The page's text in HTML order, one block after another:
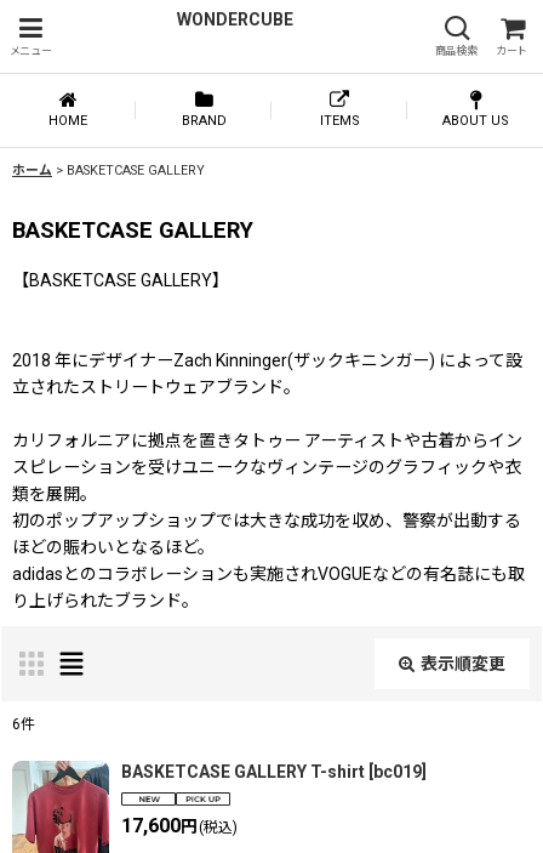
メニュー
WONDERCUBE
商品検索 カート
HOME BRAND ITEMS ABOUT US
ホーム > BASKETCASE GALLERY
BASKETCASE GALLERY
【BASKETCASE GALLERY】
2018 年にデザイナーZach Kinninger(ザックキニンガー) によって設
立されたストリートウェアブランド。
カリフォルニアに拠点を置きタトゥー アーティストや古着からイン
スピレーションを受けユニークなヴィンテージのグラフィックや衣
類を展開。
初のポップアップショップでは大きな成功を収め、警察が出動する
ほどの賑わいとなるほど。
adidasとのコラボレーションも実施されVOGUEなどの有名誌にも取
り上げられたブランド。
表示順変更
表示数:
並び順
6件
BASKETCASE GALLERY T-shirt bc019
17,600円 (税込)